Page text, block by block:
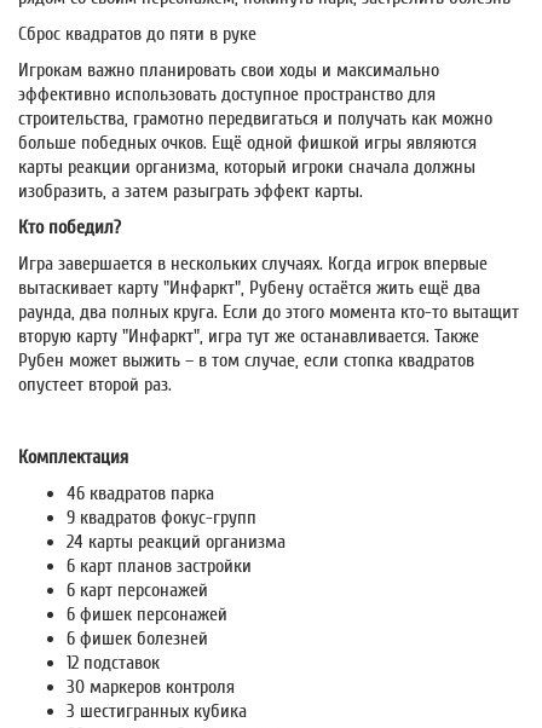
Сброс квадратов до пяти в руке
Игрокам важно планировать свои ходы и максимально
эффективно использовать доступное пространство для
строительства, грамотно передвигаться и получать как можно
больше победных очков. Ещё одной фишкой игры являются
карты реакции организма, который игроки сначала должны
изобразить, а затем разыграть эффект карты.
Кто победил?
Игра завершается в нескольких случаях. Когда игрок впервые
вытаскивает карту "Инфаркт", Рубену остаётся жить ещё два
раунда, два полных круга. Если до этого момента кто-то вытащит
вторую карту "Инфаркт", игра тут же останавливается. Также
Рубен может выжить – в том случае, если стопка квадратов
опустеет второй раз.
Комплектация
46 квадратов парка
9 квадратов фокус-групп
24 карты реакций организма
6 карт планов застройки
6 карт персонажей
6 фишек персонажей
6 фишек болезней
12 подставок
30 маркеров контроля
3 шестигранных кубика